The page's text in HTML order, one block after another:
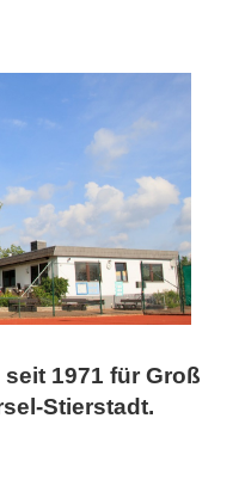
1971 für Groß
Stierstadt.